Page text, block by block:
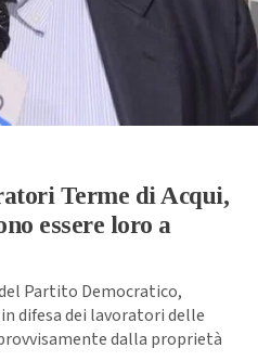
Terme di Acqui,
essere loro a
Partito Democratico,
difesa dei lavoratori delle
dalla proprietà